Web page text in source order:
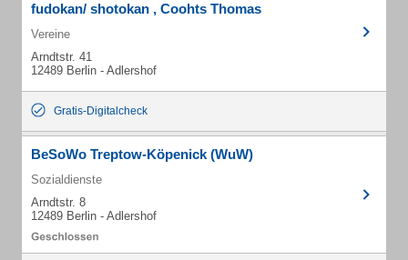
fudokan/ shotokan , Coohts Thomas
Vereine
Arndtstr. 41
12489 Berlin - Adlershof
Gratis-Digitalcheck
BeSoWo Treptow-Köpenick (WuW)
Sozialdienste
Arndtstr. 8
12489 Berlin - Adlershof